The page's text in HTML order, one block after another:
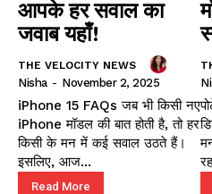
आपके हर सवाल का
जवाब यहाँ!
THE VELOCITY NEWS
Nisha - November 2, 2025
iPhone 15 FAQs जब भी किसी नए
iPhone मॉडल की बात होती है, तो हर
किसी के मन में कई सवाल उठते हैं।
इसलिए, आज...
Read More